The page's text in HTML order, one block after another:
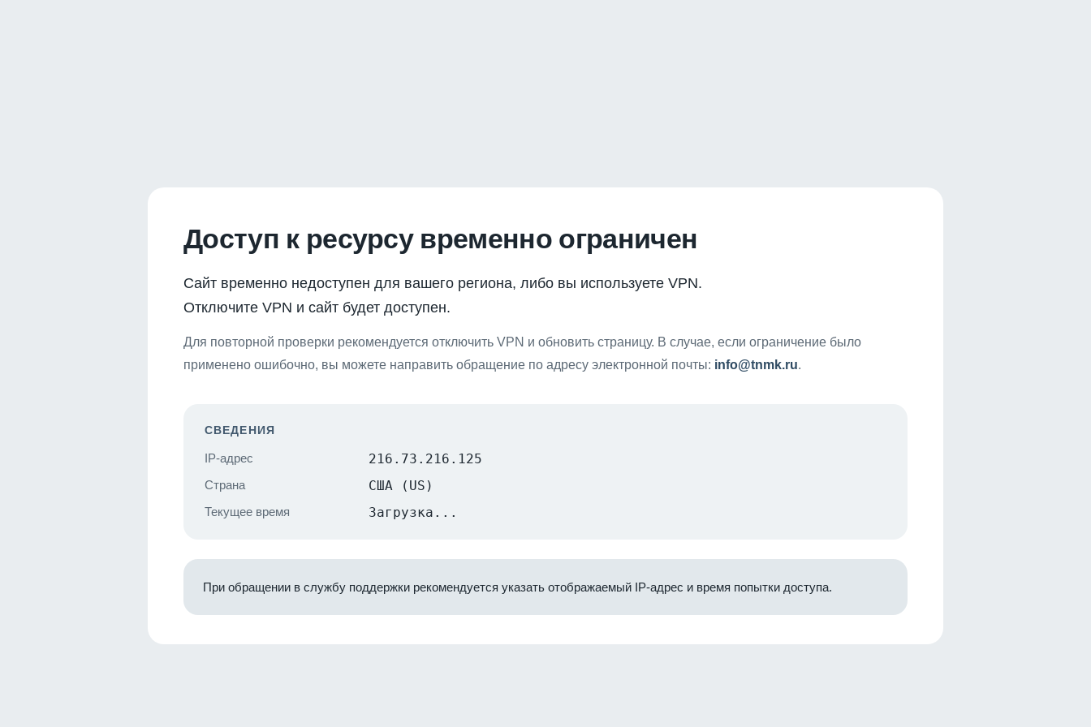
Доступ к ресурсу временно ограничен
Сайт временно недоступен для вашего региона, либо вы используете VPN.
Отключите VPN и сайт будет доступен.
Для повторной проверки рекомендуется отключить VPN и обновить страницу. В случае, если ограничение было
применено ошибочно, вы можете направить обращение по адресу электронной почты: info@tnmk.ru.
СВЕДЕНИЯ
IP-адрес 216.73.216.125
Страна США (US)
Текущее время Загрузка...
При обращении в службу поддержки рекомендуется указать отображаемый IP-адрес и время попытки доступа.